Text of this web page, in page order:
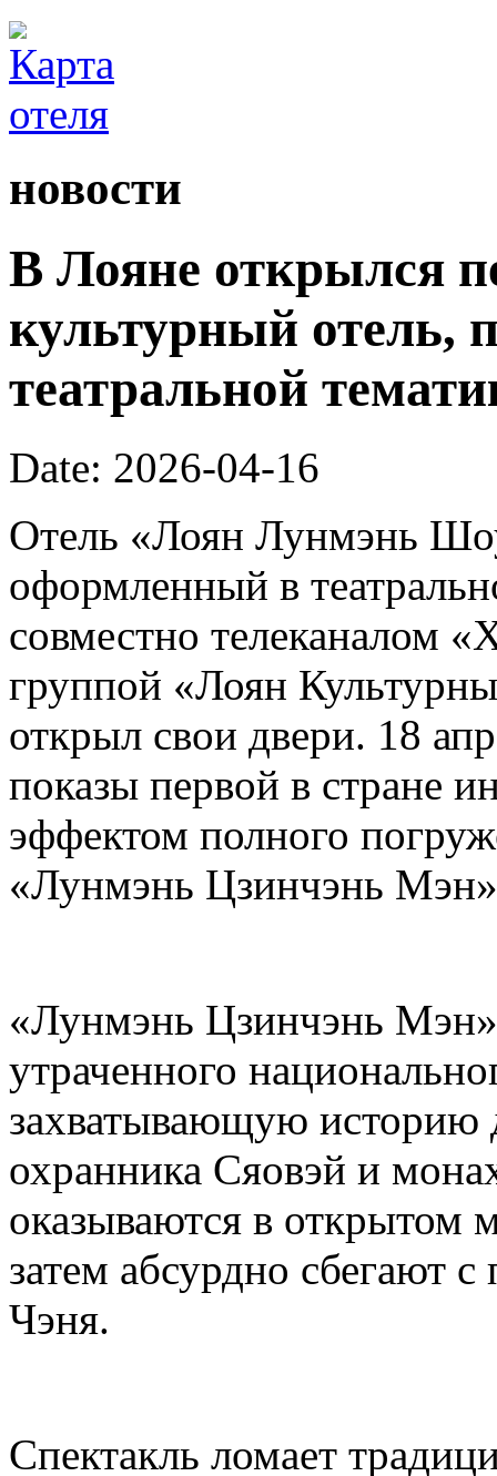
новости
В Лояне открылся
культурный отель,
театральной
Date: 2026-04-16
Отель «Лоян Лунмэнь
оформленный в
совместно телеканалом
группой «Лоян
открыл свои двери. 18
показы первой в стране
эффектом полного
«Лунмэнь Цзинчэнь
«Лунмэнь Цзинчэнь
утраченного
захватывающую
охранника Сяовэй и
оказываются в открытом
затем абсурдно сбегают
Чэня.
Спектакль ломает